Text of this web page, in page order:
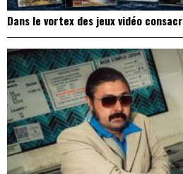
Dans le vortex des jeux vidéo